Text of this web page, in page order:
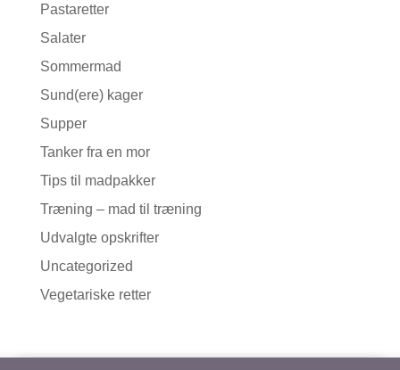
Pastaretter
Salater
Sommermad
Sund(ere) kager
Supper
Tanker fra en mor
Tips til madpakker
Træning – mad til træning
Udvalgte opskrifter
Uncategorized
Vegetariske retter